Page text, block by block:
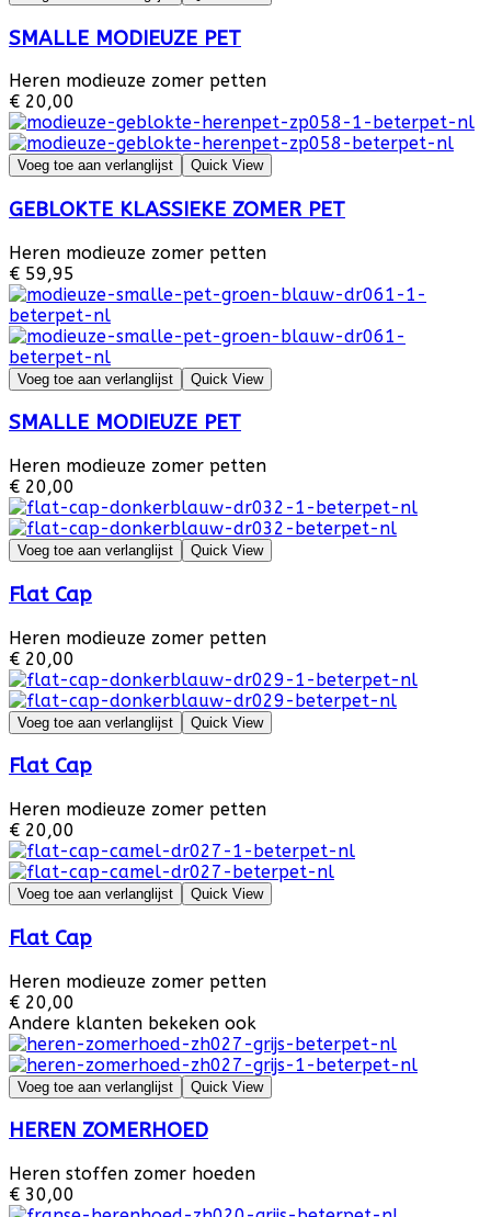
SMALLE MODIEUZE PET
Heren modieuze zomer petten
€ 20,00
Voeg toe aan verlanglijst Quick View
GEBLOKTE KLASSIEKE ZOMER PET
Heren modieuze zomer petten
€ 59,95
Voeg toe aan verlanglijst Quick View
SMALLE MODIEUZE PET
Heren modieuze zomer petten
€ 20,00
Voeg toe aan verlanglijst Quick View
Flat Cap
Heren modieuze zomer petten
€ 20,00
Voeg toe aan verlanglijst Quick View
Flat Cap
Heren modieuze zomer petten
€ 20,00
Voeg toe aan verlanglijst Quick View
Flat Cap
Heren modieuze zomer petten
€ 20,00
Andere klanten bekeken ook
Voeg toe aan verlanglijst Quick View
HEREN ZOMERHOED
Heren stoffen zomer hoeden
€ 30,00